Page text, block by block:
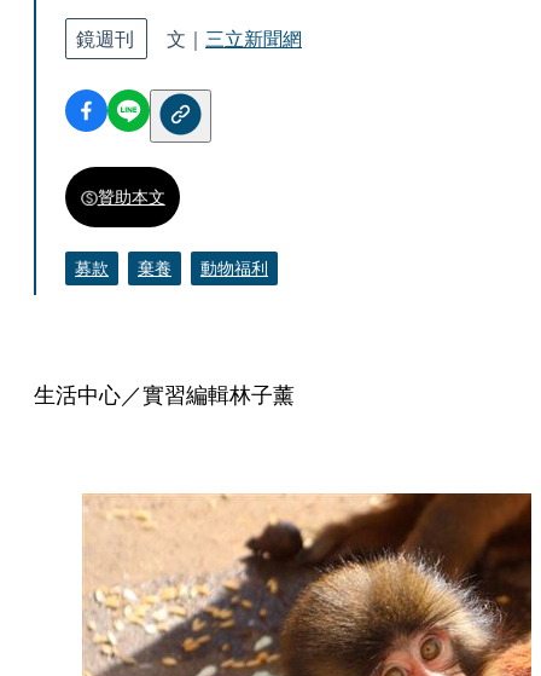
鏡週刊 文｜ 三立新聞網
贊助本文
募款 棄養 動物福利
生活中心／實習編輯林子薰